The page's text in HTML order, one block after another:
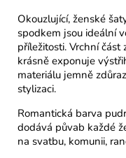
Okouzlující, ženské
spodkem jsou ideální
příležitosti. Vrchní
krásně exponuje
materiálu jemně
stylizaci.
Romantická barva
dodává půvab každé
na svatbu, komunii,